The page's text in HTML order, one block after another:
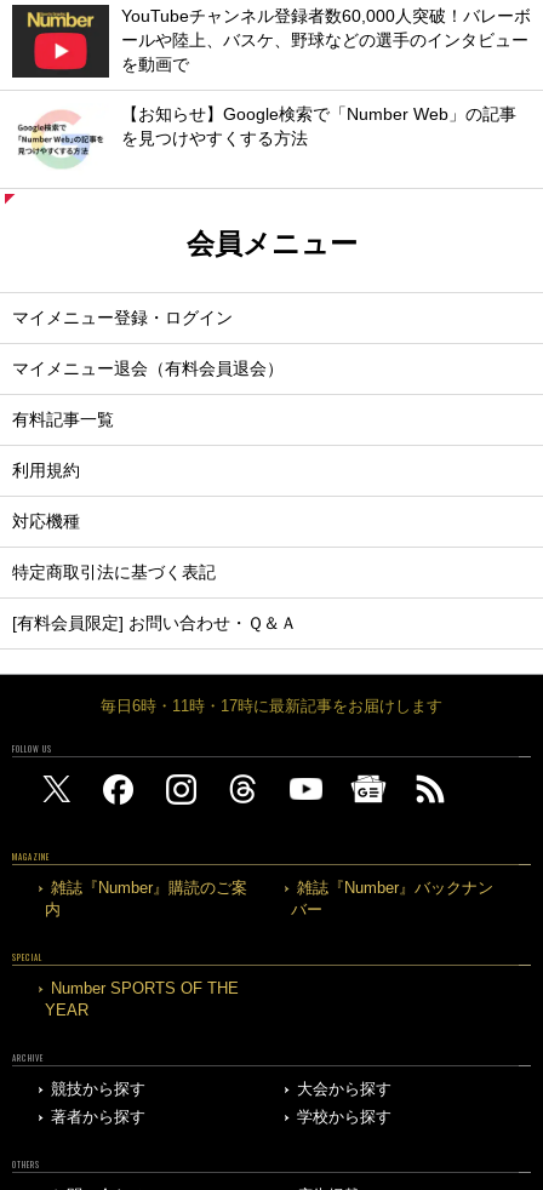
YouTubeチャンネル登録者数60,000人突破！バレーボ
ールや陸上、バスケ、野球などの選手のインタビュー
を動画で
【お知らせ】Google検索で「Number Web」の記事
を見つけやすくする方法
会員メニュー
マイメニュー登録・ログイン
マイメニュー退会（有料会員退会）
有料記事一覧
利用規約
対応機種
特定商取引法に基づく表記
[有料会員限定] お問い合わせ・Ｑ＆Ａ
毎日6時・11時・17時に最新記事をお届けします
FOLLOW US
MAGAZINE
雑誌『Number』購読のご案
内
雑誌『Number』バックナン
バー
SPECIAL
Number SPORTS OF THE
YEAR
ARCHIVE
競技から探す
大会から探す
著者から探す
学校から探す
OTHERS